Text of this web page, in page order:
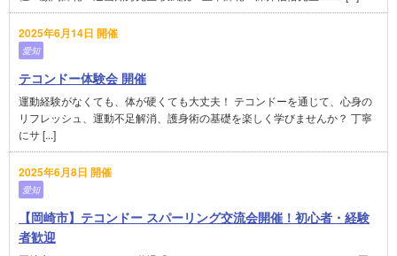
2025年6月14日 開催
愛知
テコンドー体験会 開催
運動経験がなくても、体が硬くても大丈夫！ テコンドーを通じて、心身の
リフレッシュ、運動不足解消、護身術の基礎を楽しく学びませんか？ 丁寧
にサ [...]
2025年6月8日 開催
愛知
【岡崎市】テコンドー スパーリング交流会開催！初心者・経験
者歓迎